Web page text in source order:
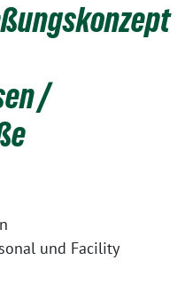
/
und Facility